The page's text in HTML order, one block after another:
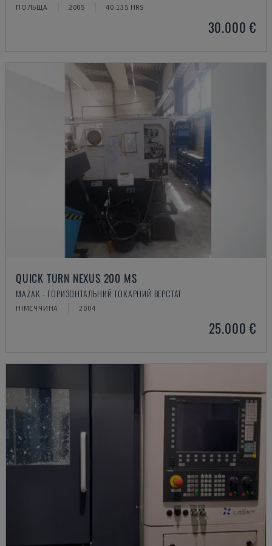
ПОЛЬЩА 2005 40.135 HRS
30.000 €
QUICK TURN NEXUS 200 MS
MAZAK - ГОРИЗОНТАЛЬНИЙ ТОКАРНИЙ ВЕРСТАТ
НІМЕЧЧИНА 2004
25.000 €